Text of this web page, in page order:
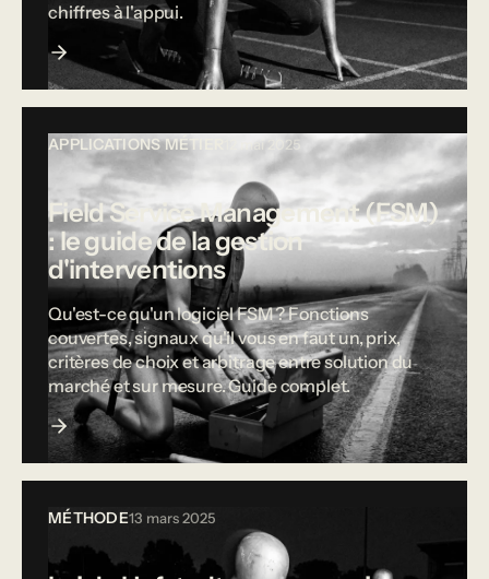
chiffres à l'appui.
APPLICATIONS MÉTIER 12 mai 2025
Field Service Management (FSM)
: le guide de la gestion
d'interventions
Qu'est-ce qu'un logiciel FSM ? Fonctions
couvertes, signaux qu'il vous en faut un, prix,
critères de choix et arbitrage entre solution du
marché et sur mesure. Guide complet.
MÉTHODE13 mars 2025